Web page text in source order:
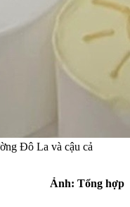
Đô La và cậu cả
Ảnh: Tổng hợp